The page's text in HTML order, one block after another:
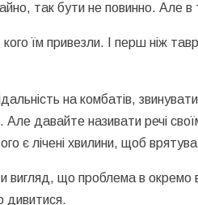
так бути не повинно. Але в
їм привезли. І перш ніж
на комбатів,
давайте називати речі
є лічені хвилини, щоб
вигляд, що проблема в окремо
дивитися.